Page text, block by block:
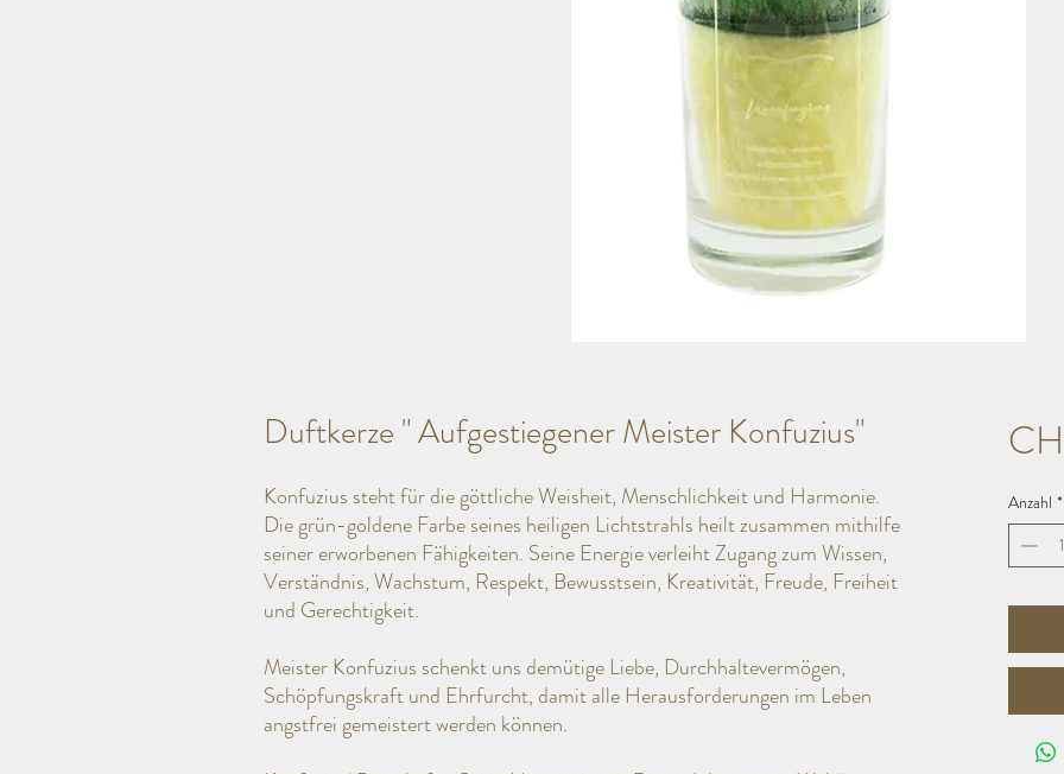
Duftkerze " Aufgestiegener Meister Konfuzius"
Konfuzius steht für die göttliche Weisheit, Menschlichkeit und Harmonie.
Die grün-goldene Farbe seines heiligen Lichtstrahls heilt zusammen mithilfe
seiner erworbenen Fähigkeiten. Seine Energie verleiht Zugang zum Wissen,
Verständnis, Wachstum, Respekt, Bewusstsein, Kreativität, Freude, Freiheit
und Gerechtigkeit.
Meister Konfuzius schenkt uns demütige Liebe, Durchhaltevermögen,
Schöpfungskraft und Ehrfurcht, damit alle Herausforderungen im Leben
angstfrei gemeistert werden können.
Anzahl *